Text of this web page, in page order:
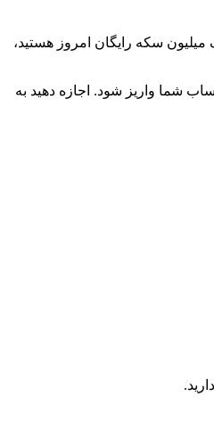
میلیون سکه رایگان امروز هستید،
حساب شما واریز شود. اجازه دهید به